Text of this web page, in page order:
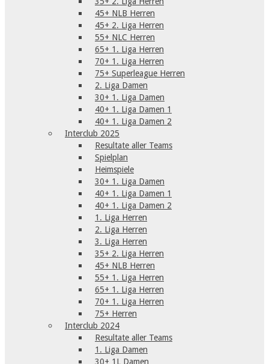
45+ NLB Herren
45+ 2. Liga Herren
55+ NLC Herren
65+ 1. Liga Herren
70+ 1. Liga Herren
75+ Superleague Herren
2. Liga Damen
30+ 1. Liga Damen
40+ 1. Liga Damen 1
40+ 1. Liga Damen 2
Interclub 2025
Resultate aller Teams
Spielplan
Heimspiele
30+ 1. Liga Damen
40+ 1. Liga Damen 1
40+ 1. Liga Damen 2
1. Liga Herren
2. Liga Herren
3. Liga Herren
35+ 2. Liga Herren
45+ NLB Herren
55+ 1. Liga Herren
65+ 1. Liga Herren
70+ 1. Liga Herren
75+ Herren
Interclub 2024
Resultate aller Teams
1. Liga Damen
30+ 1L Damen